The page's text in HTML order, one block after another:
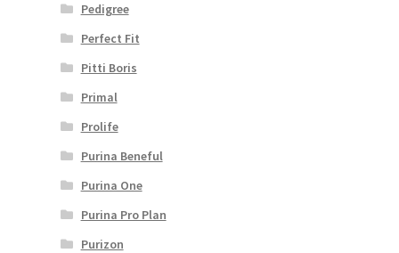
Pedigree
Perfect Fit
Pitti Boris
Primal
Prolife
Purina Beneful
Purina One
Purina Pro Plan
Purizon